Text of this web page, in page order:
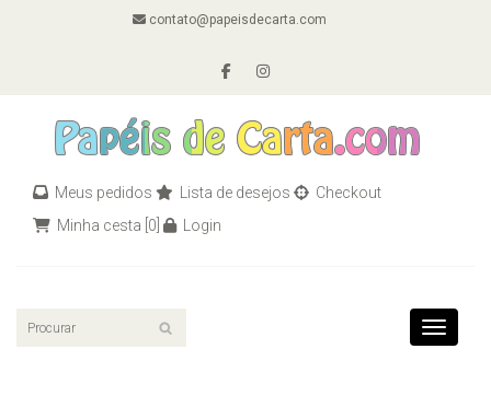
contato@papeisdecarta.com
Meus pedidos Lista de desejos
Checkout
Minha cesta [0] Login
Toggle